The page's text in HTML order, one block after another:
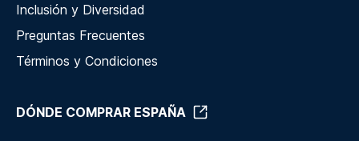
Inclusión y Diversidad
Preguntas Frecuentes
Términos y Condiciones
DÓNDE COMPRAR ESPAÑA